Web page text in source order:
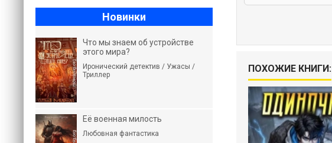
ПОХОЖИЕ КНИГИ:
Новинки
Что мы знаем об устройстве
этого мира?
Иронический детектив / Ужасы /
Триллер
Её военная милость
Любовная фантастика